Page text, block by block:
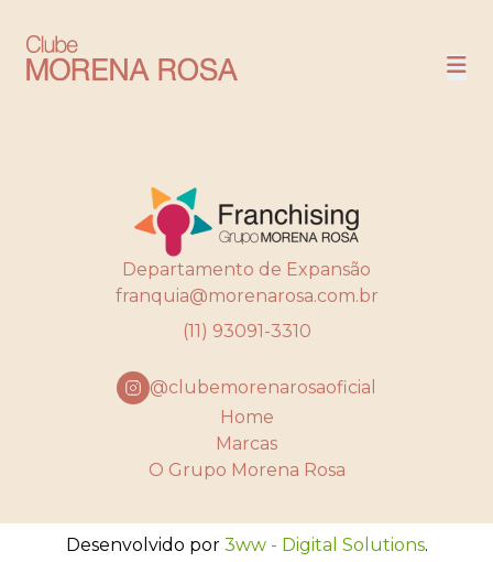
COMPRE
Departamento de Expansão
franquia@morenarosa.com.br
(11) 93091-3310
@clubemorenarosaoficial
Home
Marcas
O Grupo Morena Rosa
Desenvolvido por 3ww - Digital Solutions.